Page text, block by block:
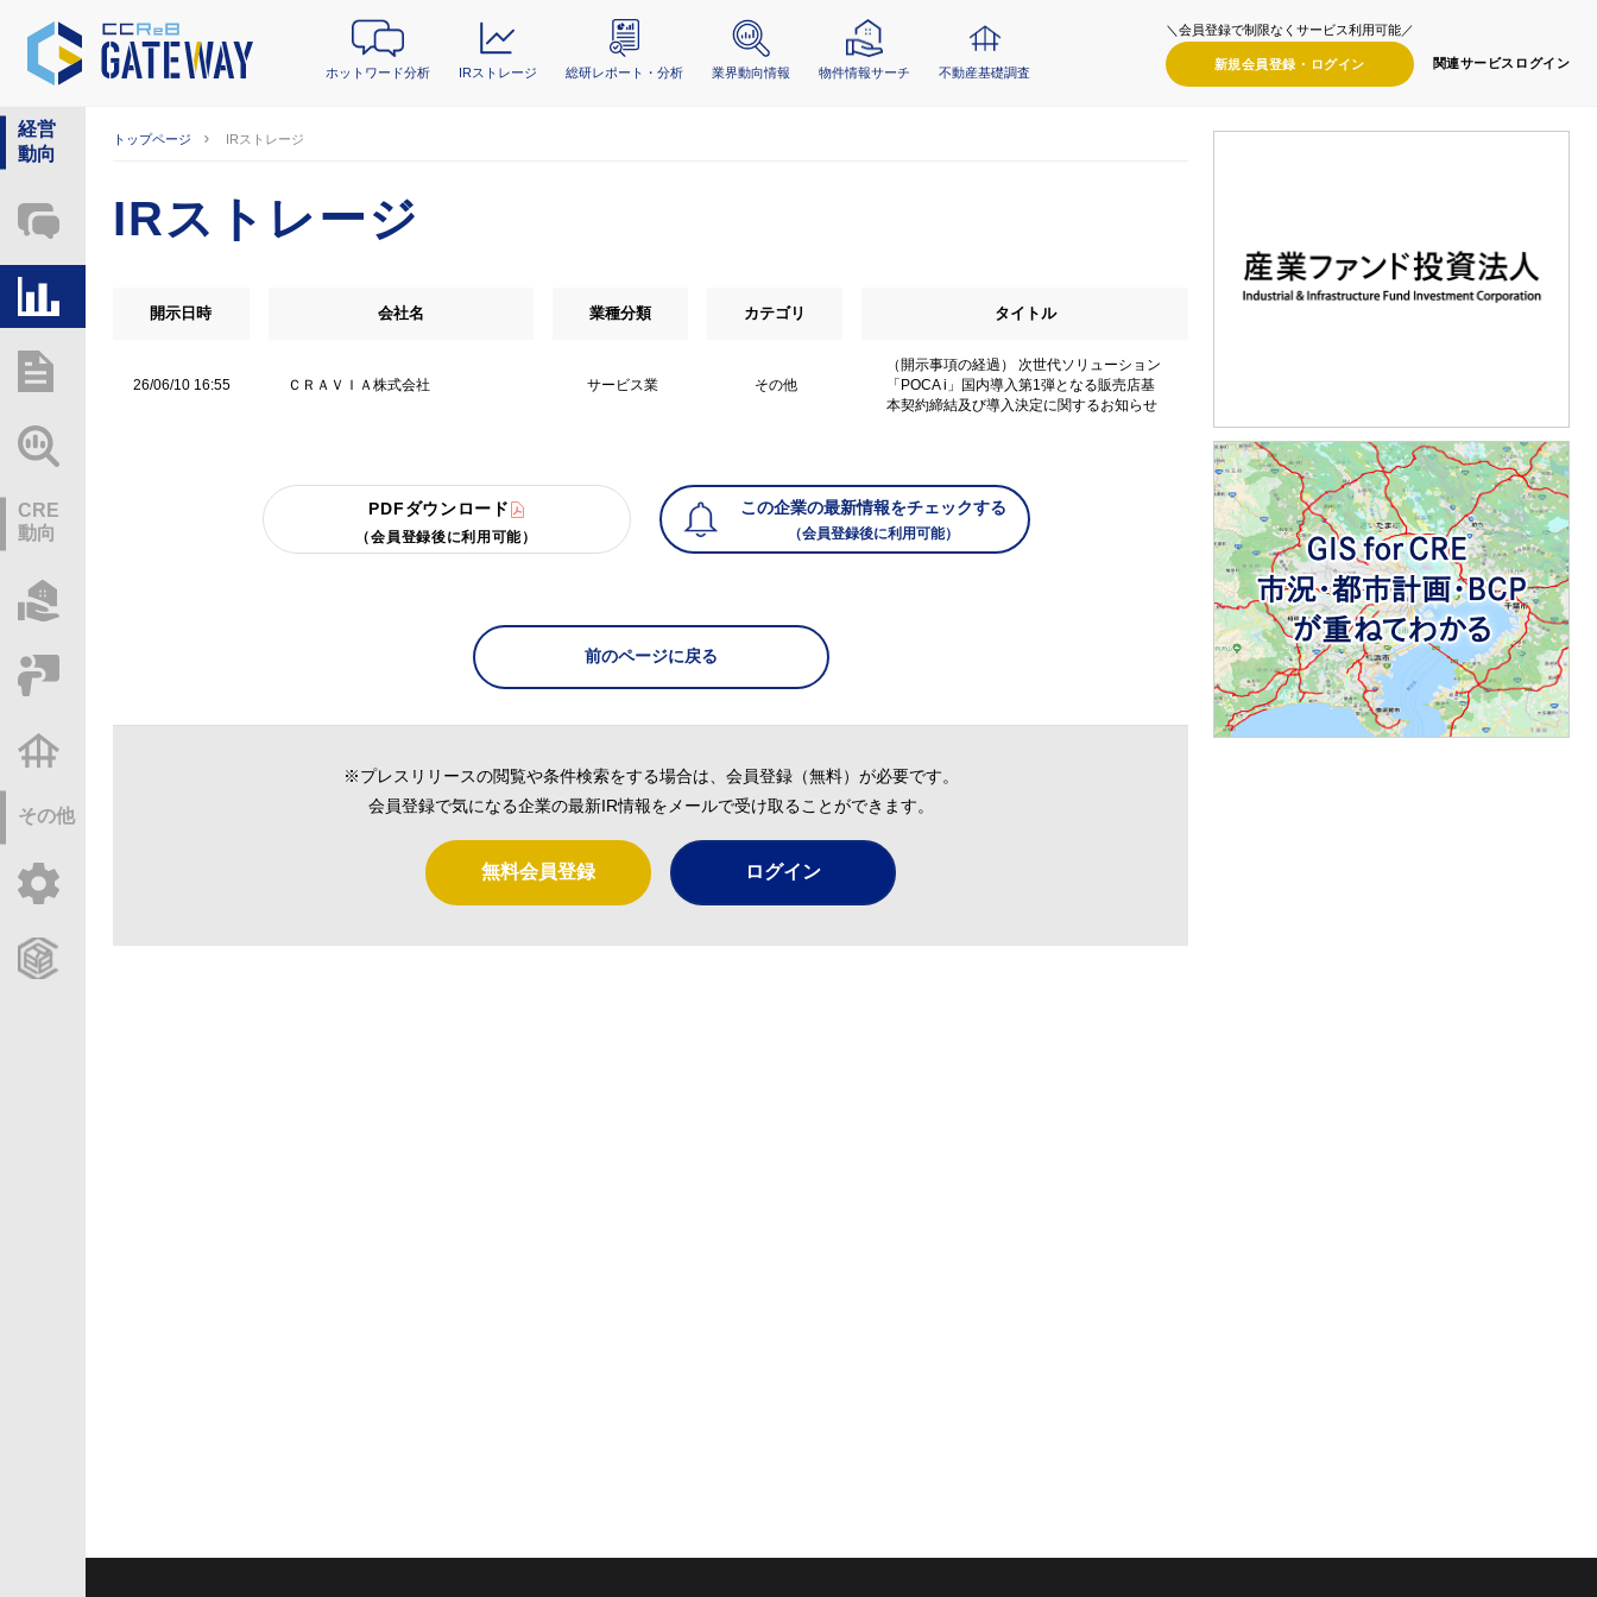
ホットワード分析 IRストレージ 総研レポート・分析 業界動向情報 物件情報サーチ 不動産基礎調査
＼会員登録で制限なくサービス利用可能／
新規会員登録・ ログイン 関連サービス ログイン
経営
動向
ホットワード分析
CRE
動向
その他
トップページ IRストレージ
IRストレージ
開示日時 会社名 業種分類 カテゴリ タイトル
26/06/10 16:55 ＣＲＡＶＩＡ株式会社 サービス業 その他
（開示事項の経過） 次世代ソリューション
「POCA i」国内導入第1弾となる販売店基
本契約締結及び導入決定に関するお知らせ
PDFダウンロード
（会員登録後に利用可能）
この企業の最新情報をチェックする
（会員登録後に利用可能）
前のページに戻る
※プレスリリースの閲覧や条件検索をする場合は、会員登録（無料）が必要です。
会員登録で気になる企業の最新IR情報をメールで受け取ることができます。
無料会員登録 ログイン